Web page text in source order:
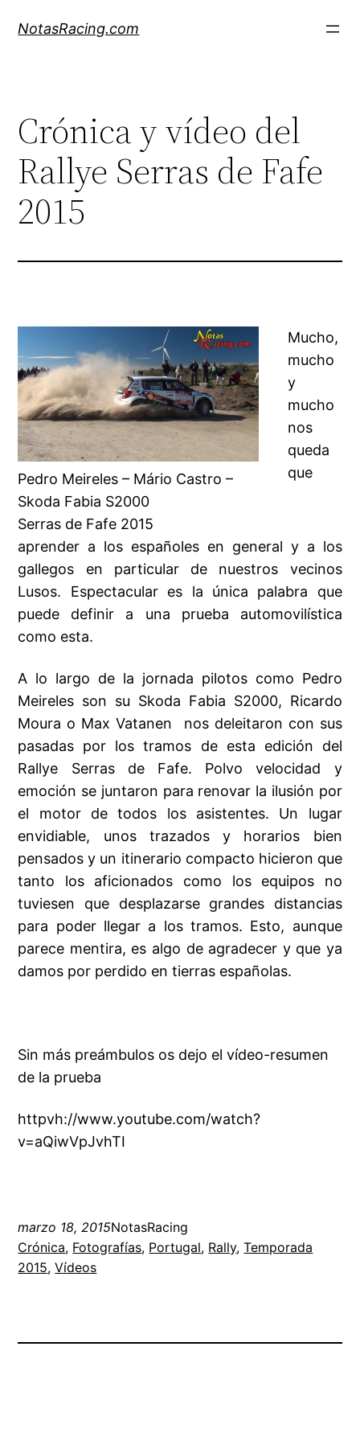
NotasRacing.com
Crónica y vídeo del
Rallye Serras de Fafe
2015
Pedro Meireles – Mário Castro –
Skoda Fabia S2000
Serras de Fafe 2015
Mucho,
mucho
y
mucho
nos
queda
que
aprender a los españoles en general y a los
gallegos en particular de nuestros vecinos
Lusos. Espectacular es la única palabra que
puede definir a una prueba automovilística
como esta.
A lo largo de la jornada pilotos como Pedro
Meireles son su Skoda Fabia S2000, Ricardo
Moura o Max Vatanen nos deleitaron con sus
pasadas por los tramos de esta edición del
Rallye Serras de Fafe. Polvo velocidad y
emoción se juntaron para renovar la ilusión por
el motor de todos los asistentes. Un lugar
envidiable, unos trazados y horarios bien
pensados y un itinerario compacto hicieron que
tanto los aficionados como los equipos no
tuviesen que desplazarse grandes distancias
para poder llegar a los tramos. Esto, aunque
parece mentira, es algo de agradecer y que ya
damos por perdido en tierras españolas.
Sin más preámbulos os dejo el vídeo-resumen
de la prueba
httpvh://www.youtube.com/watch?
v=aQiwVpJvhTI
marzo 18, 2015NotasRacing
Crónica, Fotografías, Portugal, Rally, Temporada
2015, Vídeos